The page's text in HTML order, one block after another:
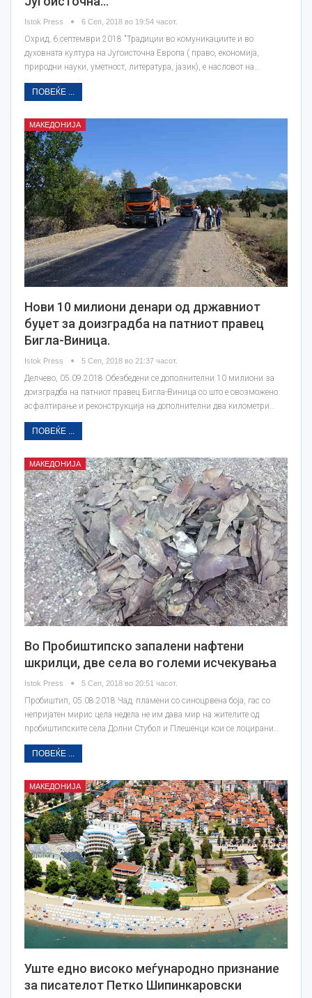
Istok Press 6 Сеп, 2018 во 19:54 часот.
Охрид, 6.септември 2018 "Традиции во комуникациите и во
духовната култура на Југоисточна Европа ( право, економија,
природни науки, уметност, литература, јазик), е насловот на…
ПОВЕЌЕ ...
МАКЕДОНИЈА
Нови 10 милиони денари од државниот
буџет за доизградба на патниот правец
Бигла-Виница.
Istok Press 5 Сеп, 2018 во 21:37 часот.
Делчево, 05.09.2018 Обезбедени се дополнителни 10 милиони за
доизградба на патниот правец Бигла-Виница со што е овозможено
асфалтирање и реконструкција на дополнителни два километри…
ПОВЕЌЕ ...
МАКЕДОНИЈА
Во Пробиштипско запалени нафтени
шкрилци, две села во големи исчекувања
Istok Press 5 Сеп, 2018 во 20:51 часот.
Пробиштип, 05.08.2018 Чад, пламени со синоцрвена боја, гас со
непријатен мирис цела недела не им дава мир на жителите од
пробиштипските села Долни Стубол и Плешенци кои се лоцирани…
ПОВЕЌЕ ...
МАКЕДОНИЈА
Уште едно високо меѓународно признание
за писателот Петко Шипинкаровски